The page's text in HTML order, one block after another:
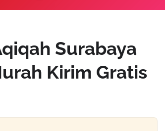
Surabaya
Kirim Gratis